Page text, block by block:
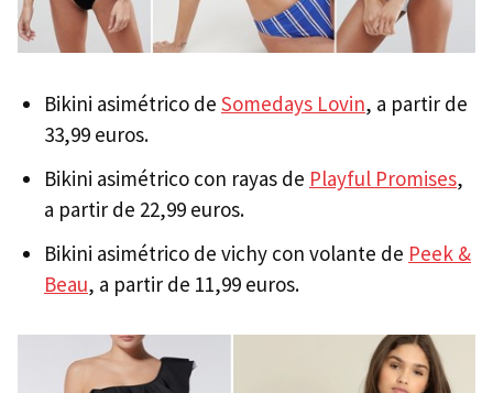
Bikini asimétrico de Somedays Lovin, a partir de
33,99 euros.
Bikini asimétrico con rayas de Playful Promises,
a partir de 22,99 euros.
Bikini asimétrico de vichy con volante de Peek &
Beau, a partir de 11,99 euros.